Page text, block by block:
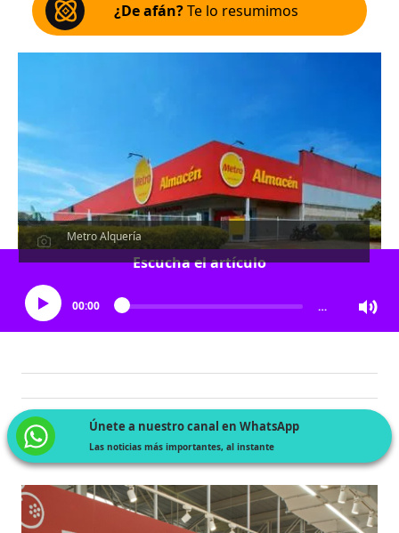
¿De afán?Te lo resumimos
Metro Alquería
Escucha el artículo
00:00 …
Únete a nuestro canal en WhatsApp
Las noticias más importantes, al instante